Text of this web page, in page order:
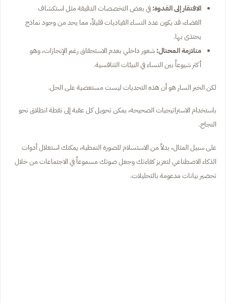
الافتقار إلى القدوة:في بعض التخصصات الدقيقة مثل استكشاف
الفضاء، قد يكون عدد النساء القياديات قليلاً، مما يحد من وجود نماذج
يحتذى بها.
متلازمة المحتال:شعور داخلي بعدم الاستحقاق رغم الإنجازات، وهو
أكثر شيوعاً بين النساء في البيئات التنافسية.
لكن الخبر السار هو أن هذه التحديات ليست مستعصية على الحل.
باستخدام الاستراتيجيات الصحيحة، يمكن تحويل كل عقبة إلى نقطة انطلاق نحو
النجاح.
على سبيل المثال، بدلاً من الاستسلام للصورة النمطية، يمكنك استغلال أدوات
الذكاء الاصطناعي لتعزيز كفاءتك وجعل صوتك مسموعاً في الاجتماعات من خلال
تحضير بيانات مدعومة بالتحليلات.